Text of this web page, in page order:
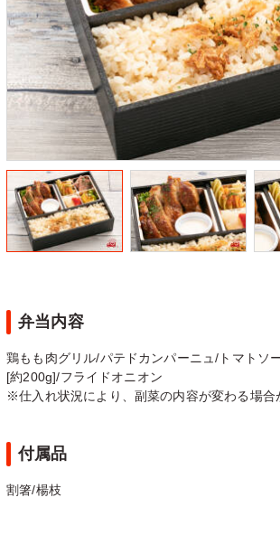
弁当内容
鶏もも肉グリル/パテドカンパーニュ/トマトソ
[約200g]/フライドオニオン
※仕入れ状況により、副菜の内容が変わる場合
付属品
割箸/楊枝